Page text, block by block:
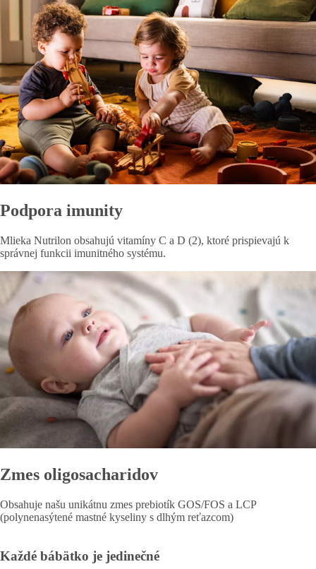
Podpora imunity
Mlieka Nutrilon obsahujú vitamíny C a D (2), ktoré prispievajú k
správnej funkcii imunitného systému.
Zmes oligosacharidov
Obsahuje našu unikátnu zmes prebiotík GOS/FOS a LCP
(polynenasýtené mastné kyseliny s dlhým reťazcom)
Každé bábätko je jedinečné